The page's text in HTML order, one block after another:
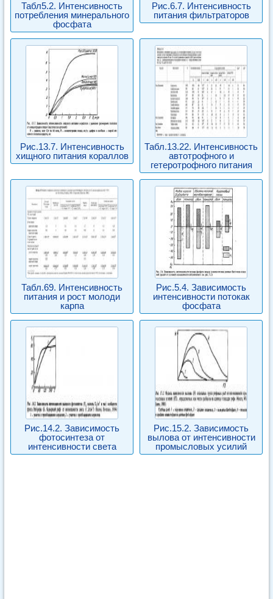
Табл5.2. Интенсивность
потребления минерального
фосфата
Рис.6.7. Интенсивность
питания фильтраторов
Рис.13.7. Интенсивность
хищного питания кораллов
Табл.13.22. Интенсивность
автотрофного и
гетеротрофного питания
Табл.69. Интенсивность
питания и рост молоди
карпа
Рис.5.4. Зависимость
интенсивности потокак
фосфата
Рис.14.2. Зависимость
фотосинтеза от
интенсивности света
Рис.15.2. Зависимость
вылова от интенсивности
промысловых усилий